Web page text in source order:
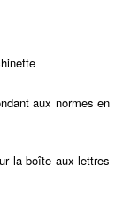
aux normes en
la boîte aux lettres